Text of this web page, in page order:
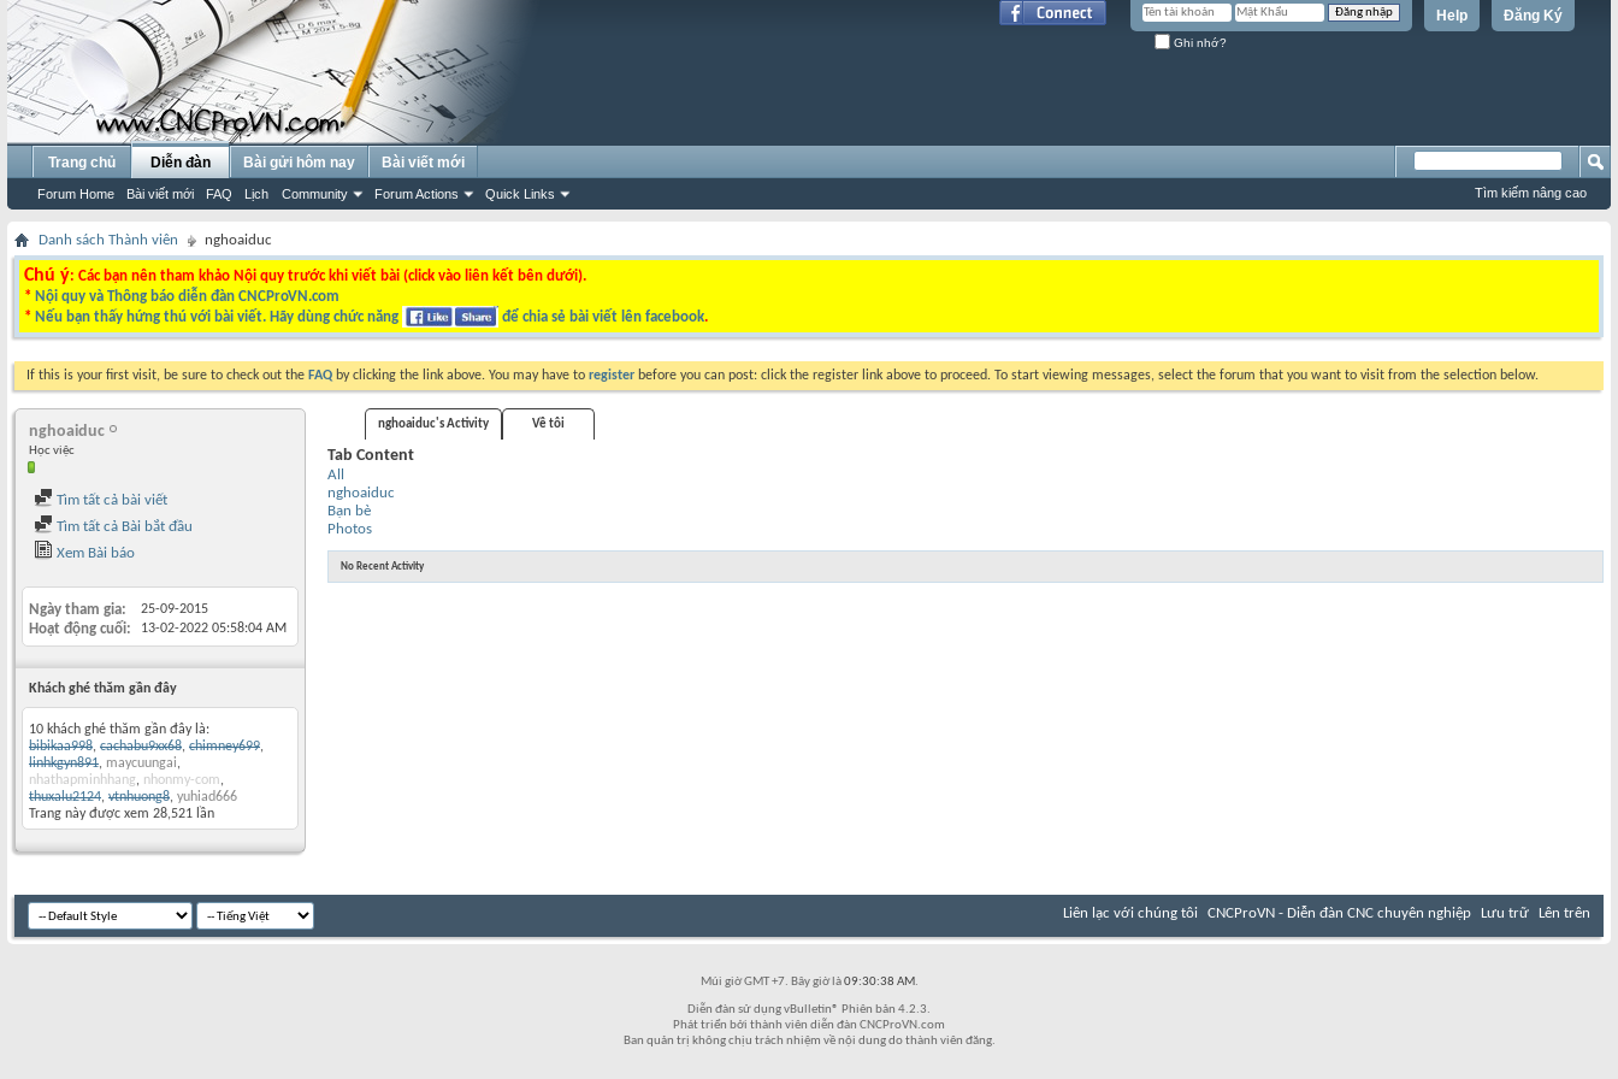
Đăng Ký
Help
Ghi nhớ?
Trang chủ Diễn đàn
Forum Home Bài viết mới FAQ Lịch Community Forum Actions Quick Links
Bài gửi hôm nay Bài viết mới
Tìm kiếm nâng cao
Danh sách Thành viên nghoaiduc
Chú ý: Các bạn nên tham khảo Nội quy trước khi viết bài (click vào liên kết bên dưới).
* Nội quy và Thông báo diễn đàn CNCProVN.com
* Nếu bạn thấy hứng thú với bài viết. Hãy dùng chức năng để chia sẻ bài viết lên facebook.
If this is your first visit, be sure to check out the FAQ by clicking the link above. You may have to register before you can post: click the register link above to proceed. To start viewing messages, select the forum that you want to visit from the selection below.
nghoaiduc
Học việc
Tìm tất cả bài viết
Tìm tất cả Bài bắt đầu
Xem Bài báo
Ngày tham gia 25-09-2015
Hoạt động cuối 13-02-2022 05:58:04 AM
Khách ghé thăm gần đây
10 khách ghé thăm gần đây là:
bibikaa998, cachabu9xx68, chimney699,
linhkgyn891, maycuungai,
nhathapminhhang, nhonmy-com,
thuxalu2124, vtnhuong8, yuhiad666
Trang này được xem 28,521 lần
nghoaiduc's Activity Về tôi
Tab Content
All
nghoaiduc
Bạn bè
Photos
No Recent Activity
Liên lạc với chúng tôi CNCProVN - Diễn đàn CNC chuyên nghiệp Lưu trữ Lên trên
Múi giờ GMT +7. Bây giờ là09:30:38 AM.
Diễn đàn sử dụng vBulletin® Phiên bản 4.2.3.
Phát triển bởi thành viên diễn đàn CNCProVN.com
Ban quản trị không chịu trách nhiệm về nội dung do thành viên đăng.